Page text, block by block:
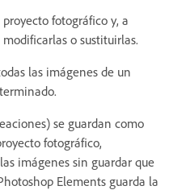
fotográfico y, a
o sustituirlas.
las imágenes de un
se guardan como
fotográfico,
imágenes sin guardar que
Elements guarda la